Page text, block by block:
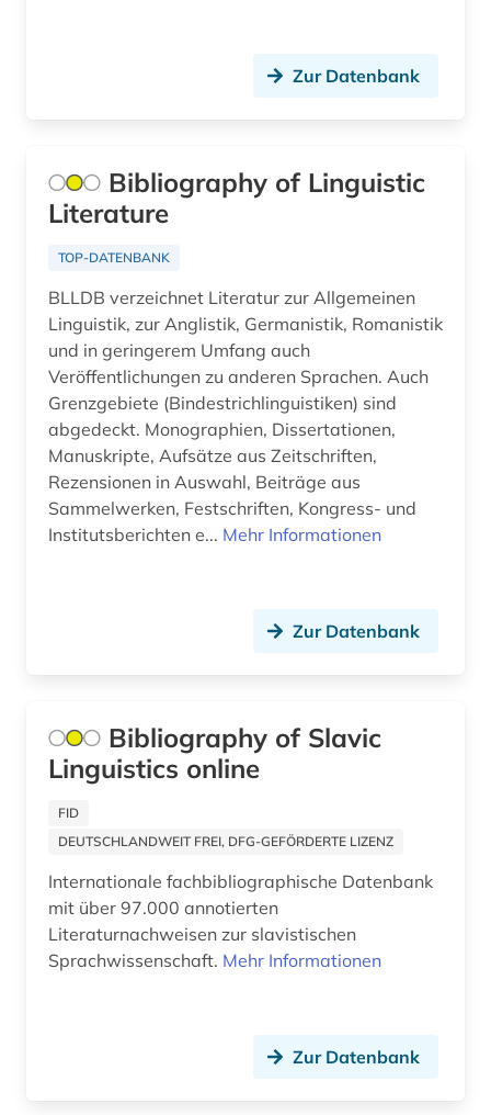
sprachpraxis (1)
syntax (1)
südosteuropa (10)
technik (1)
text (1)
text corpora (1)
theologie (1)
tolstoj, lev nikolaevič | schriftsteller; lyriker;
pazifist (1)
tschechisch (9)
tschechische exilliteratur (1)
tschechische literatur (2)
türkei (1)
Zur Datenbank
Bibliography of Linguistic
Literature
TOP-DATENBANK
BLLDB verzeichnet Literatur zur Allgemeinen
Linguistik, zur Anglistik, Germanistik, Romanistik
und in geringerem Umfang auch
Veröffentlichungen zu anderen Sprachen. Auch
Grenzgebiete (Bindestrichlinguistiken) sind
abgedeckt. Monographien, Dissertationen,
Manuskripte, Aufsätze aus Zeitschriften,
Rezensionen in Auswahl, Beiträge aus
Sammelwerken, Festschriften, Kongress- und
Institutsberichten e... Mehr Informationen
Zur Datenbank
Bibliography of Slavic
Linguistics online
FID
DEUTSCHLANDWEIT FREI, DFG-GEFÖRDERTE LIZENZ
Internationale fachbibliographische Datenbank
mit über 97.000 annotierten
Literaturnachweisen zur slavistischen
Sprachwissenschaft. Mehr Informationen
Zur Datenbank